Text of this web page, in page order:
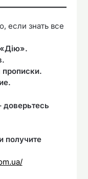
если знать все
доверьтесь
получите